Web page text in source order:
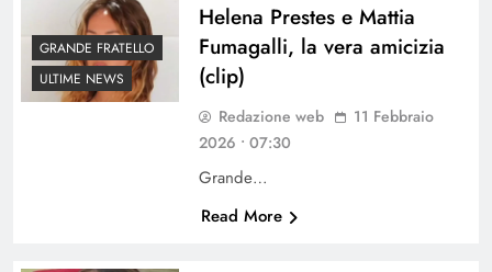
GRANDE FRATELLO
ULTIME NEWS
Helena Prestes e Mattia
Fumagalli, la vera amicizia
(clip)
Redazione web
11 Febbraio
2026 • 07:30
Grande…
Read More